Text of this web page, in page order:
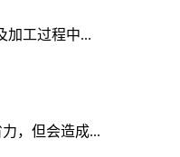
加工过程中...
，但会造成...